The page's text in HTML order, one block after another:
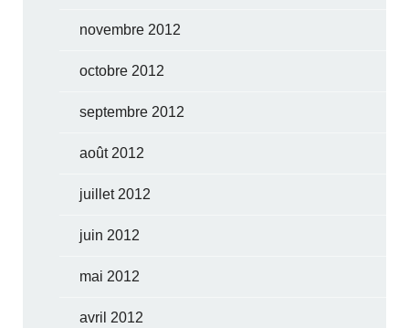
novembre 2012
octobre 2012
septembre 2012
août 2012
juillet 2012
juin 2012
mai 2012
avril 2012